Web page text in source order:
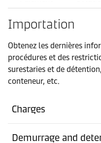
Importation
Obtenez les dernières
procédures et des
surestaries et de
conteneur, etc.
Charges
Demurrage and